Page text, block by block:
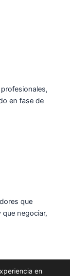
en fase de
que
negociar,
en